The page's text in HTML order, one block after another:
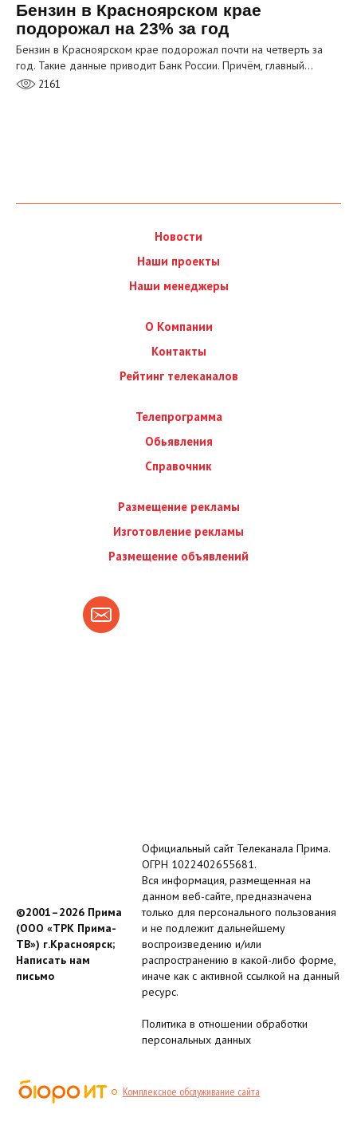
Бензин в Красноярском крае
подорожал на 23% за год
Бензин в Красноярском крае подорожал почти на четверть за
год. Такие данные приводит Банк России. Причём, главный…
2161
Новости
Наши проекты
Наши менеджеры
О Компании
Контакты
Рейтинг телеканалов
Телепрограмма
Обьявления
Справочник
Размещение рекламы
Изготовление рекламы
Размещение объявлений
©2001–2026 Прима
(ООО «ТРК Прима-
ТВ») г.Красноярск;
Написать нам
письмо
Официальный сайт Телеканала Прима.
ОГРН 1022402655681.
Вся информация, размещенная на
данном веб-сайте, предназначена
только для персонального пользования
и не подлежит дальнейшему
воспроизведению и/или
распространению в какой-либо форме,
иначе как с активной ссылкой на данный
ресурс.
Политика в отношении обработки
персональных данных
Комплексное обслуживание сайта